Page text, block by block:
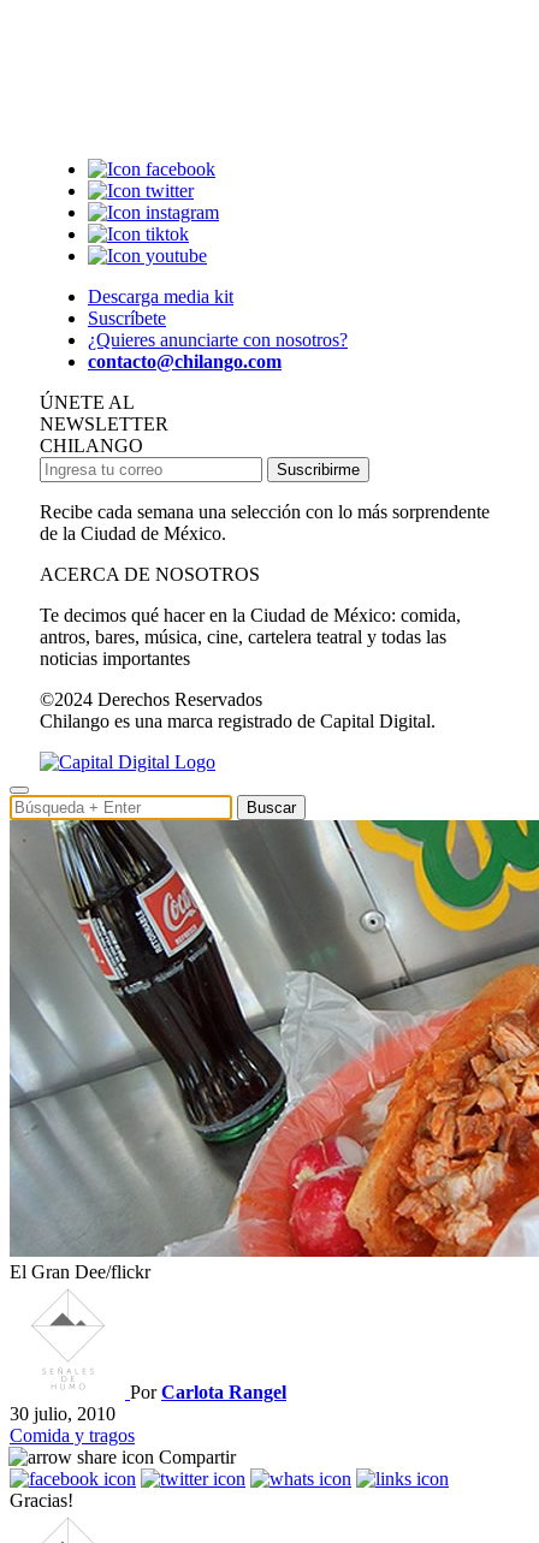
Descarga media kit
Suscríbete
¿Quieres anunciarte con nosotros?
contacto@chilango.com
ÚNETE AL
NEWSLETTER
CHILANGO
Suscribirme
Recibe cada semana una selección con lo más sorprendente
de la Ciudad de México.
ACERCA DE NOSOTROS
Te decimos qué hacer en la Ciudad de México: comida,
antros, bares, música, cine, cartelera teatral y todas las
noticias importantes
©2024 Derechos Reservados
Chilango es una marca registrado de Capital Digital.
Buscar
El Gran Dee/flickr
PorCarlota Rangel
30 julio, 2010
Comida y tragos
Compartir
Gracias!